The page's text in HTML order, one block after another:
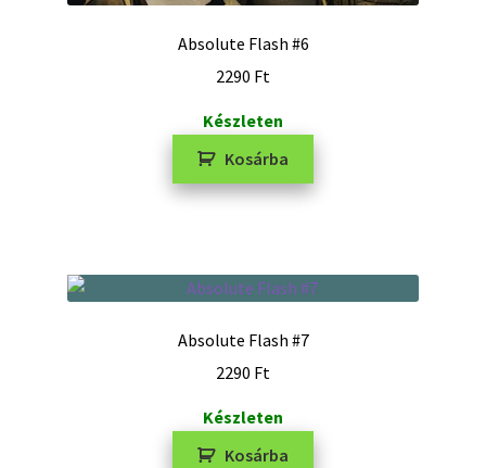
Absolute Flash #6
2290 Ft
Készleten
Kosárba
Absolute Flash #7
2290 Ft
Készleten
Kosárba